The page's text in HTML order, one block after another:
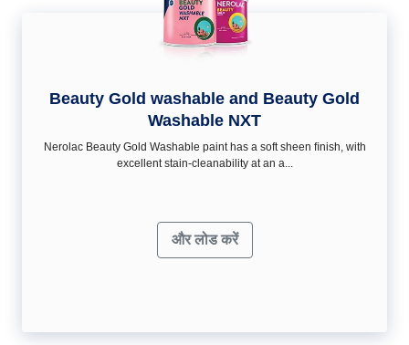
Beauty Gold washable and Beauty Gold
Washable NXT
Nerolac Beauty Gold Washable paint has a soft sheen ﬁnish, with
excellent stain-cleanability at an a...
और लोड करें